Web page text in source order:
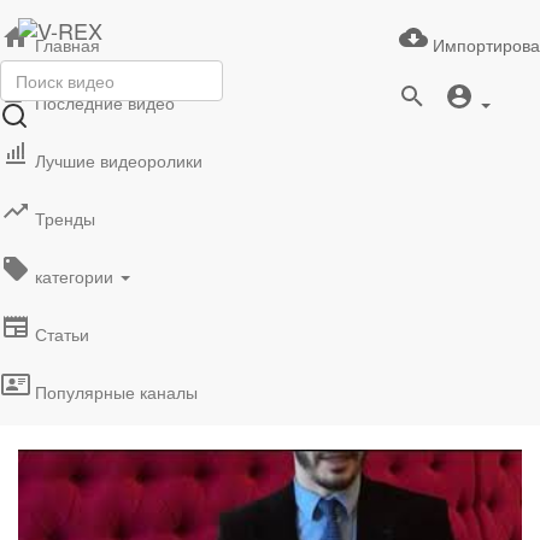
Главная
Последние видео
Лучшие видеоролики
Тренды
категории
Статьи
Популярные каналы